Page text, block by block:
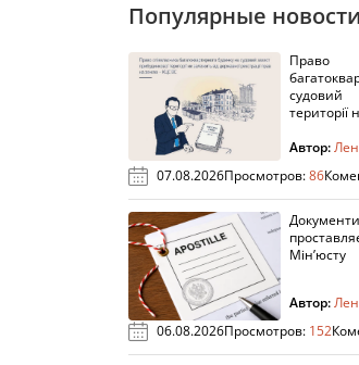
Популярные новости
судовий
території
Автор:
07.08.2026Просмотров:86
Мін’юсту
Автор:
06.08.2026Просмотров: 152